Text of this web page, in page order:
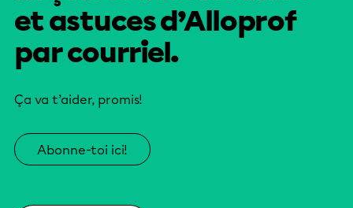
et astuces d’Alloprof
par courriel.
Ça va t’aider, promis!
Abonne-toi ici!